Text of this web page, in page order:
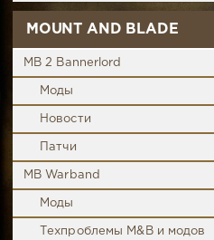
MOUNT AND BLADE
MB 2 Bannerlord
Моды
Новости
Патчи
MB Warband
Моды
Техпроблемы M&B и модов